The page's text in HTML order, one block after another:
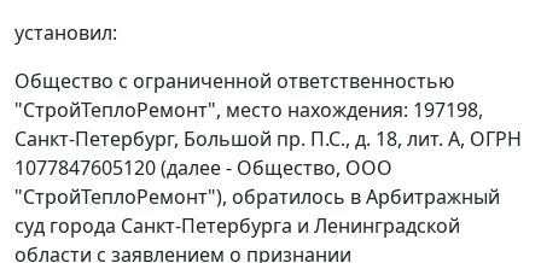
установил:
Общество с ограниченной ответственностью
"СтройТеплоРемонт", место нахождения: 197198,
Санкт-Петербург, Большой пр. П.С., д. 18, лит. А, ОГРН
1077847605120 (далее - Общество, ООО
"СтройТеплоРемонт"), обратилось в Арбитражный
суд города Санкт-Петербурга и Ленинградской
области с заявлением о признании